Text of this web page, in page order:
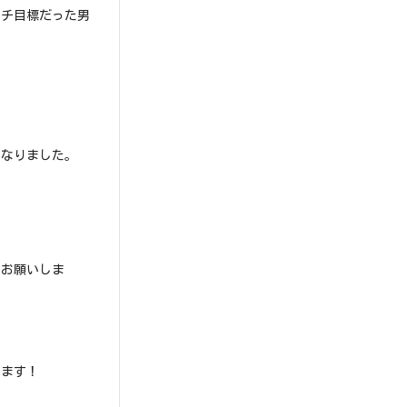
目標だった男
りました。
願いしま
す！